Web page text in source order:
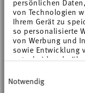
von Technologien
Ihrem Gerät zu
so personalisierte
von Werbung und
sowie Entwicklung
entscheiden
Cookie-Erklärung
Trigger Symbol
Notwendig
Platter 34 cm
€ 53,55Price
€ 59,50to
30-day best price: